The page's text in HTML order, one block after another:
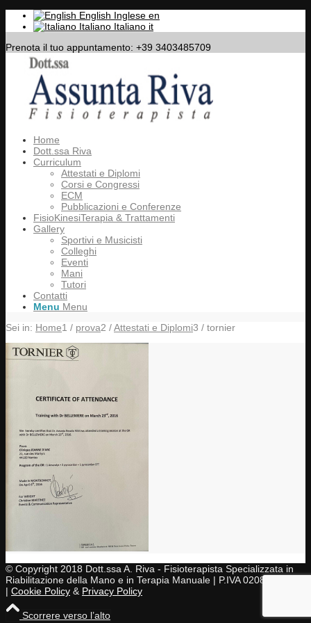
English Inglese en
Italiano Italiano it
Prenota il tuo appuntamento: +39 3403485709
Home
Dott.ssa Riva
Curriculum
Attestati e Diplomi
Corsi e Congressi
ECM
Pubblicazioni e Conferenze
FisioKinesiTerapia & Trattamenti
Gallery
Sportivi e Musicisti
Colleghi
Eventi
Mani
Tutori
Contatti
Menu Menu
Sei in: Home1 / prova2 /Attestati e Diplomi3 / tornier
© Copyright 2018 Dott.ssa A. Riva - Fisioterapista Specializzata in
Riabilitazione della Mano e in Terapia Manuale | P.IVA 02083430997
| Cookie Policy & Privacy Policy
Scorrere verso l’alto